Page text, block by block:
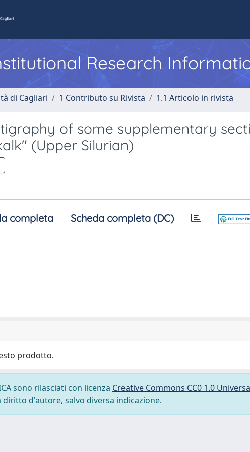
Research
di Cagliari 1 Contributo su Rivista 1.1 Articolo in rivista
of some supplementary
(Upper Silurian)
completa Scheda completa (DC)
prodotto.
sono rilasciati con licenza Creative Commons CC0 1.0
d'autore, salvo diversa indicazione.